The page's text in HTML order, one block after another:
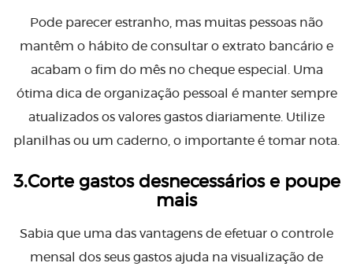
Pode parecer estranho, mas muitas pessoas não
mantêm o hábito de consultar o extrato bancário e
acabam o fim do mês no cheque especial. Uma
ótima dica de organização pessoal é manter sempre
atualizados os valores gastos diariamente. Utilize
planilhas ou um caderno, o importante é tomar nota.
3.Corte gastos desnecessários e poupe
mais
Sabia que uma das vantagens de efetuar o controle
mensal dos seus gastos ajuda na visualização de